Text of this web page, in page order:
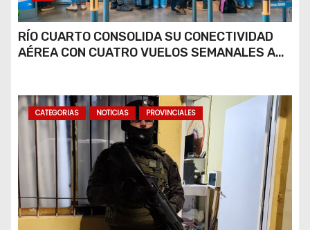
RÍO CUARTO CONSOLIDA SU CONECTIVIDAD
AÉREA CON CUATRO VUELOS SEMANALES A
CATEGORIAS NOTICIAS PROVINCIALES